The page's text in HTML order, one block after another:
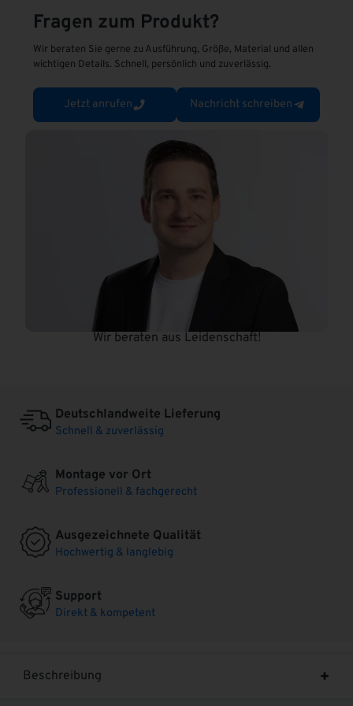
Fragen zum Produkt?
Wir beraten Sie gerne zu Ausführung, Größe, Material und allen
wichtigen Details. Schnell, persönlich und zuverlässig.
Jetzt anrufen Nachricht schreiben
Wir beraten aus Leidenschaft!
Deutschlandweite Lieferung
Schnell & zuverlässig
Montage vor Ort
Professionell & fachgerecht
Ausgezeichnete Qualität
Hochwertig & langlebig
Support
Direkt & kompetent
Beschreibung